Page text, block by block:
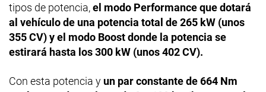
tipos de potencia,el modo Performance que dotará
al vehículo de una potencia total de 265 kW (unos
355 CV) y el modo Boost donde la potencia se
estirará hasta los 300 kW (unos 402 CV).
Con esta potencia y un par constante de 664 Nm